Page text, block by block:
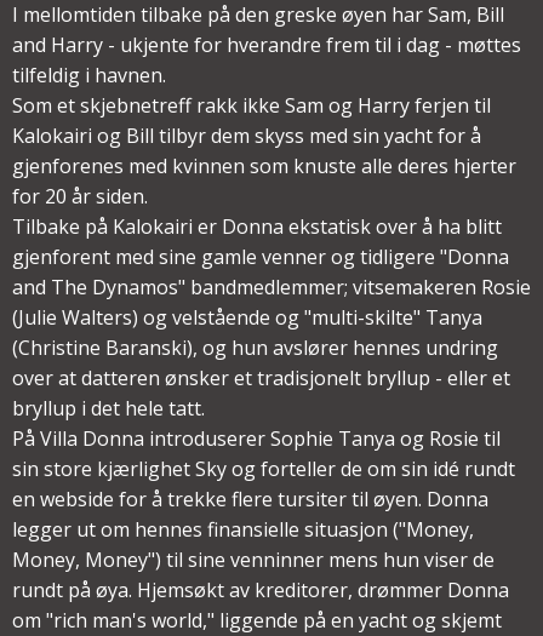
I mellomtiden tilbake på den greske øyen har Sam, Bill
and Harry - ukjente for hverandre frem til i dag - møttes
tilfeldig i havnen.
Som et skjebnetreff rakk ikke Sam og Harry ferjen til
Kalokairi og Bill tilbyr dem skyss med sin yacht for å
gjenforenes med kvinnen som knuste alle deres hjerter
for 20 år siden.
Tilbake på Kalokairi er Donna ekstatisk over å ha blitt
gjenforent med sine gamle venner og tidligere "Donna
and The Dynamos" bandmedlemmer; vitsemakeren Rosie
(Julie Walters) og velstående og "multi-skilte" Tanya
(Christine Baranski), og hun avslører hennes undring
over at datteren ønsker et tradisjonelt bryllup - eller et
bryllup i det hele tatt.
På Villa Donna introduserer Sophie Tanya og Rosie til
sin store kjærlighet Sky og forteller de om sin idé rundt
en webside for å trekke flere tursiter til øyen. Donna
legger ut om hennes finansielle situasjon ("Money,
Money, Money") til sine venninner mens hun viser de
rundt på øya. Hjemsøkt av kreditorer, drømmer Donna
om "rich man's world," liggende på en yacht og skjemt